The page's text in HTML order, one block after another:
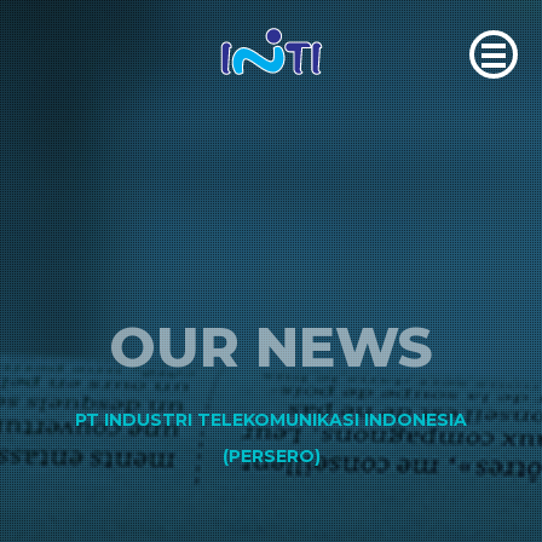
OUR NEWS
PT INDUSTRI TELEKOMUNIKASI INDONESIA
(PERSERO)